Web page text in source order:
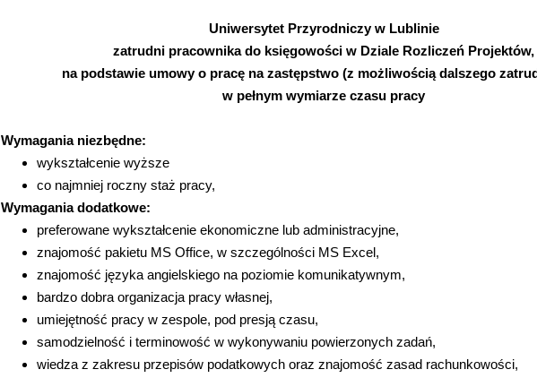
Uniwersytet Przyrodniczy w Lublinie
zatrudni pracownika do księgowości w Dziale Rozliczeń Projektów,
na podstawie umowy o pracę na zastępstwo (z możliwością dalszego
w pełnym wymiarze czasu pracy
Wymagania niezbędne:
wykształcenie wyższe
co najmniej roczny staż pracy,
Wymagania dodatkowe:
preferowane wykształcenie ekonomiczne lub administracyjne,
znajomość pakietu MS Office, w szczególności MS Excel,
znajomość języka angielskiego na poziomie komunikatywnym,
bardzo dobra organizacja pracy własnej,
umiejętność pracy w zespole, pod presją czasu,
samodzielność i terminowość w wykonywaniu powierzonych zadań,
wiedza z zakresu przepisów podatkowych oraz znajomość zasad rachunkowości,